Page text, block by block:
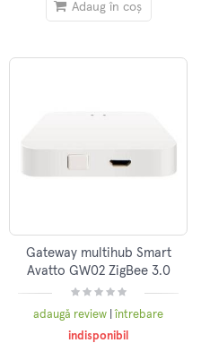
Adaug în coș
Gateway multihub Smart
Avatto GW02 ZigBee 3.0
BLE SigMesh WIFI TUYA,
Alb
adaugă review |întrebare
indisponibil